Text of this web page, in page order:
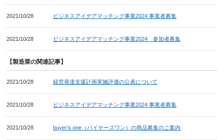
2021/10/28 ビジネスアイデアマッチング事業2024 事業者募集
2021/10/28 ビジネスアイデアマッチング事業2024 参加者募集
【製造業の関連記事】
2021/10/28 経営発達支援計画実施評価の公表について
2021/10/28 ビジネスアイデアマッチング事業2024 事業者募集
2021/10/28 buyer’s one（バイヤーズワン）の商品募集のご案内